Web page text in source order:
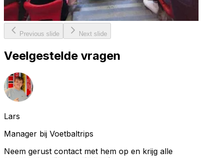
Previous slide Next slide
Veelgestelde vragen
Lars
Manager bij Voetbaltrips
Neem gerust contact met hem op en krijg alle